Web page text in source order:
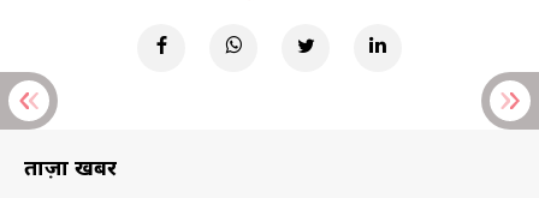
ताज़ा खबरें